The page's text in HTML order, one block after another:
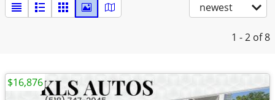
newest
1 - 2 of 8
$16,876